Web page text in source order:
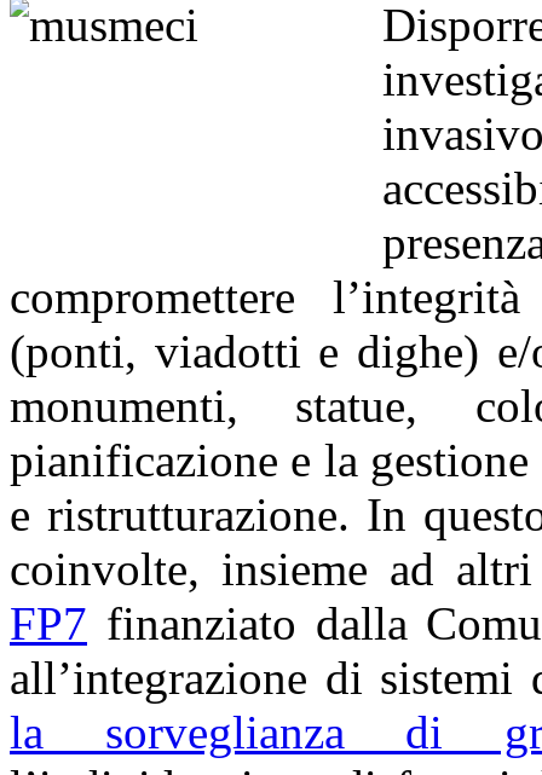
compromettere
(ponti, viadotti e dighe)
monumenti, statue,
pianificazione e la
e ristrutturazione. In
coinvolte, insieme ad
FP7 finanziato dalla
all’integrazione di
la sorveglianza di